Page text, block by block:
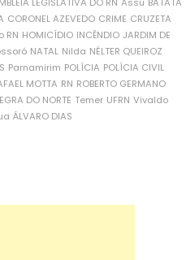
CORONEL AZEVEDO CRIME CRUZETA
RN HOMICÍDIO INCÊNDIO JARDIM DE
NATAL Nilda NÉLTER QUEIROZ
Parnamirim POLÍCIA POLÍCIA CIVIL
MOTTA RN ROBERTO GERMANO
DO NORTE Temer UFRN Vivaldo
ÁLVARO DIAS